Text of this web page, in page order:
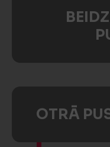
OTRĀ